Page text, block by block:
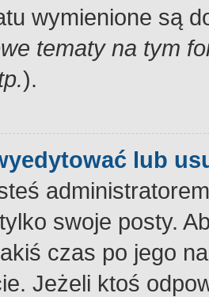
wymienione są
tematy na tym
).
lub
swoje posty.
czas po jego
Jeżeli ktoś